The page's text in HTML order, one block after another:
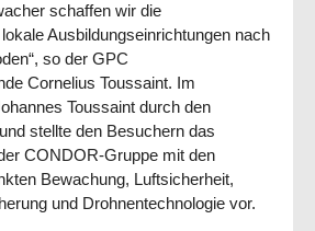
schaffen wir die
Ausbildungseinrichtungen nach
so der GPC
Cornelius Toussaint. Im
Toussaint durch den
stellte den Besuchern das
CONDOR-Gruppe mit den
Bewachung, Luftsicherheit,
und Drohnentechnologie vor.